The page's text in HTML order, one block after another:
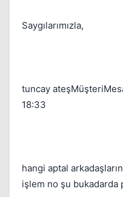
Saygılarımızla,
tuncay
18:33
hangi aptal
işlem no şu bukadarda